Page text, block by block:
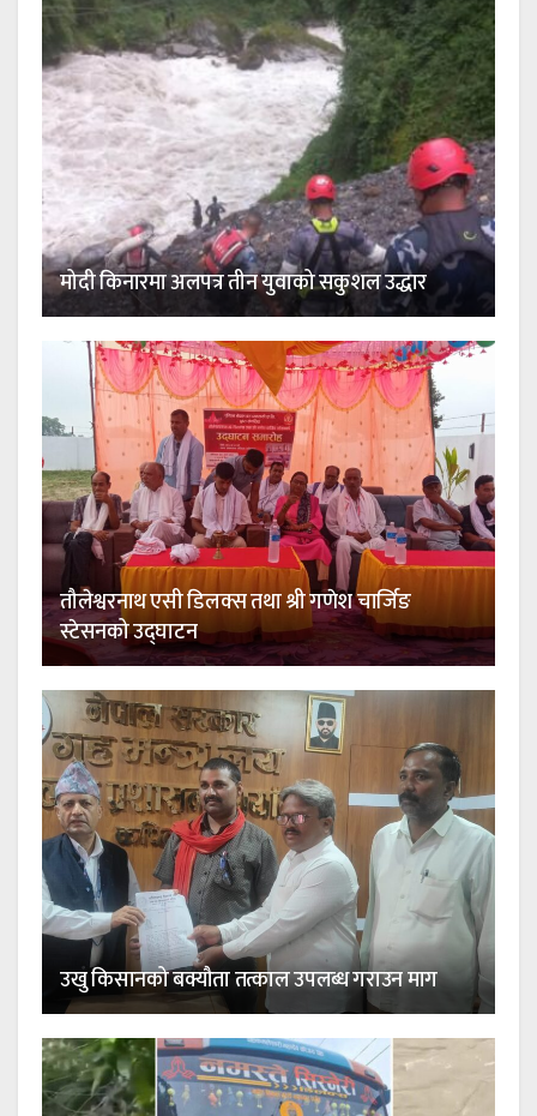
मोदी किनारमा अलपत्र तीन युवाको सकुशल उद्धार
तौलेश्वरनाथ एसी डिलक्स तथा श्री गणेश चार्जिङ
स्टेसनको उद्घाटन
उखु किसानको बक्यौता तत्काल उपलब्ध गराउन माग